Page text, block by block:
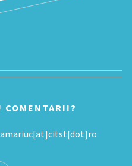
COMENTARII?